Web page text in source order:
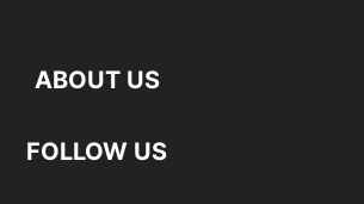
ABOUT US
FOLLOW US